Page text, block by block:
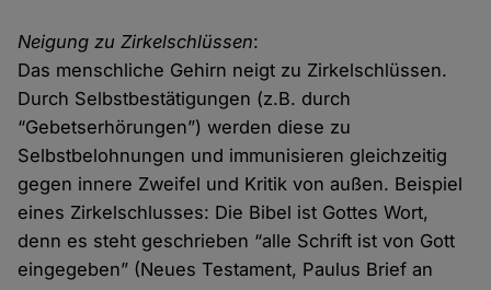
Neigung zu Zirkelschlüssen:
Das menschliche Gehirn neigt zu Zirkelschlüssen.
Durch Selbstbestätigungen (z.B. durch
“Gebetserhörungen”) werden diese zu
Selbstbelohnungen und immunisieren gleichzeitig
gegen innere Zweifel und Kritik von außen. Beispiel
eines Zirkelschlusses: Die Bibel ist Gottes Wort,
denn es steht geschrieben “alle Schrift ist von Gott
eingegeben” (Neues Testament, Paulus Brief an